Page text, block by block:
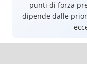
punti di forza
dipende dalle